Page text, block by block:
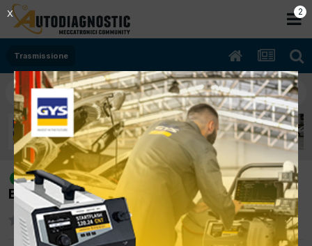
Trasmissione
risolto
[citroen c1 11/2005 1360cc kfv 54Kw
Benzina] non parte più cambio robotizzato
2
X